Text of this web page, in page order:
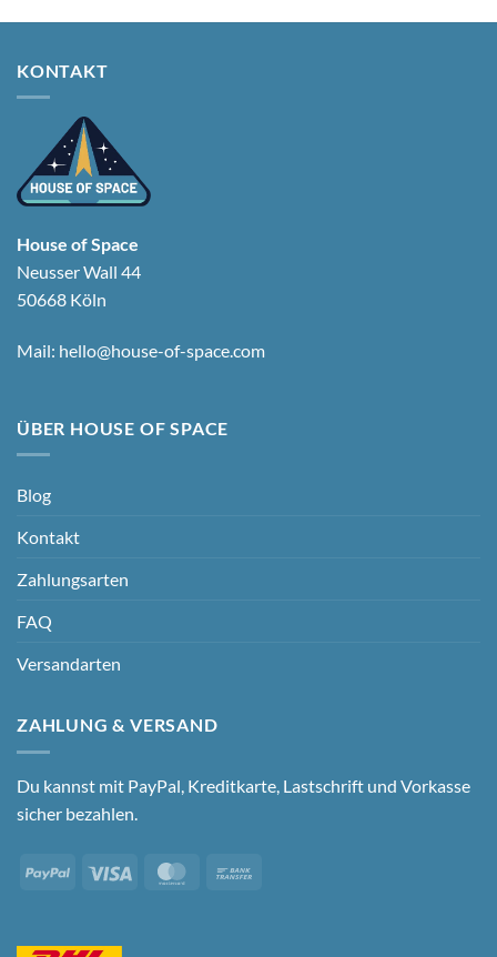
KONTAKT
House of Space
Neusser Wall 44
50668 Köln
Mail: hello@house-of-space.com
ÜBER HOUSE OF SPACE
Blog
Kontakt
Zahlungsarten
FAQ
Versandarten
ZAHLUNG & VERSAND
Du kannst mit PayPal, Kreditkarte, Lastschrift und Vorkasse
sicher bezahlen.
PayPal Visa MasterCard